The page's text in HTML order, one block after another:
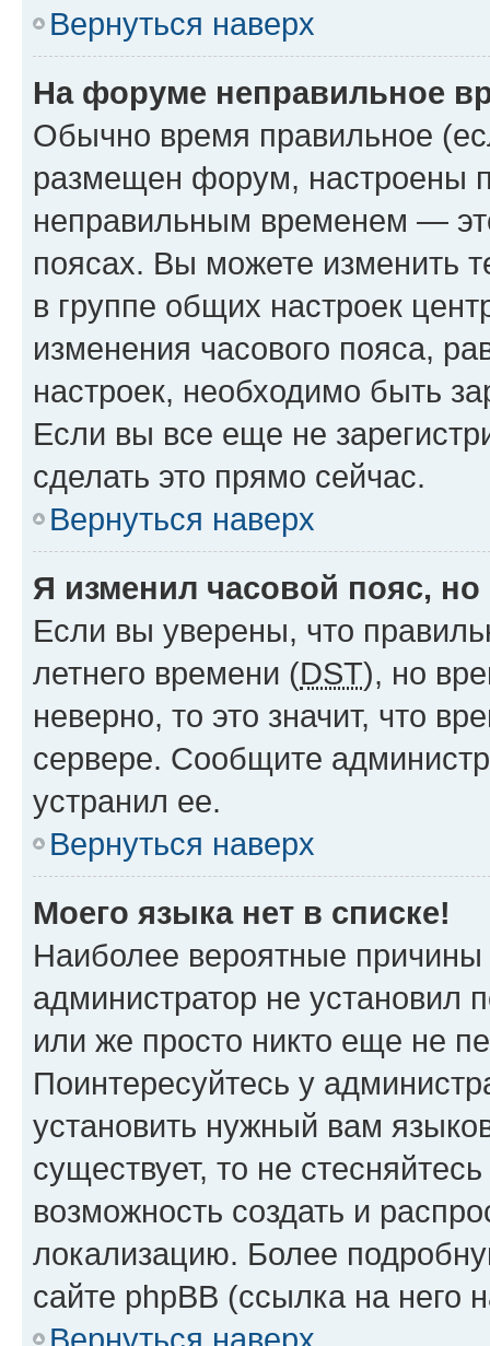
Вернуться наверх
На форуме неправильное
Обычно время правильное
размещен форум, настроены
неправильным временем —
поясах. Вы можете изменить
в группе общих настроек
изменения часового пояса,
настроек, необходимо быть
Если вы все еще не
сделать это прямо сейчас.
Вернуться наверх
Я изменил часовой пояс,
Если вы уверены, что
летнего времени (DST), но
неверно, то это значит, что
сервере. Сообщите
устранил ее.
Вернуться наверх
Моего языка нет в списке!
Наиболее вероятные причины
администратор не установил
или же просто никто еще не
Поинтересуйтесь у
установить нужный вам
существует, то не
возможность создать и
локализацию. Более
сайте phpBB (ссылка на него
Вернуться наверх